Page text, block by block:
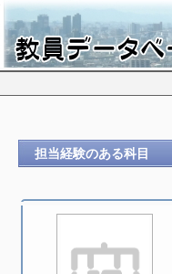
担当経験のある科目